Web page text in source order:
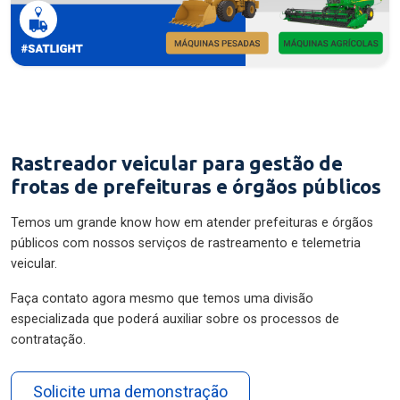
Rastreador veicular para gestão de
frotas de prefeituras e órgãos públicos
Temos um grande know how em atender prefeituras e órgãos
públicos com nossos serviços de rastreamento e telemetria
veicular.
Faça contato agora mesmo que temos uma divisão
especializada que poderá auxiliar sobre os processos de
contratação.
Solicite uma demonstração